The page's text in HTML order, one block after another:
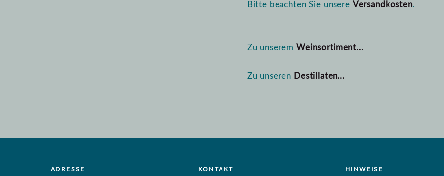
Bitte beachten Sie unsere Versandkosten.
Zu unseremWeinsortiment...
Zu unseren Destillaten...
ADRESSE KONTAKT HINWEISE